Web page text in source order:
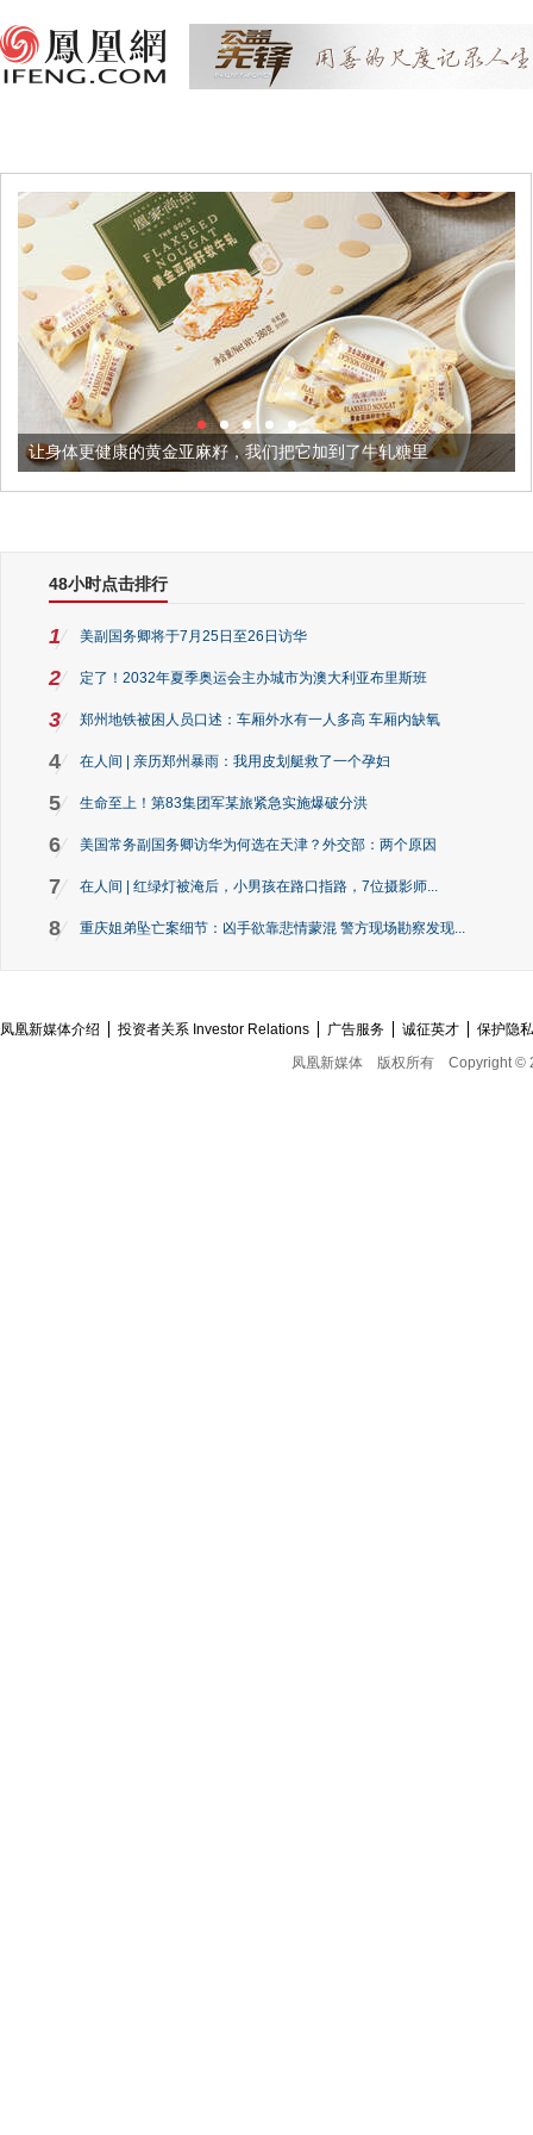
健康的黄金亚麻籽，我们把它加到了牛轧糖里 被列入佛家
48小时点击排行
1 美副国务卿将于7月25日至26日访华
2 定了！2032年夏季奥运会主办城市为澳大利亚布里斯班
3 郑州地铁被困人员口述：车厢外水有一人多高 车厢内缺氧
4 在人间 | 亲历郑州暴雨：我用皮划艇救了一个孕妇
5 生命至上！第83集团军某旅紧急实施爆破分洪
6 美国常务副国务卿访华为何选在天津？外交部：两个原因
7 在人间 | 红绿灯被淹后，小男孩在路口指路，7位摄影师...
8 重庆姐弟坠亡案细节：凶手欲靠悲情蒙混 警方现场勘察发现...
凤凰新媒体介绍 投资者关系 Investor Relations 广告服务 诚征英才
保护隐
凤凰新媒体
版权所有 Copyright ©